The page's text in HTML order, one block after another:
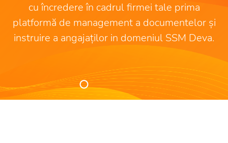
cu încredere în cadrul firmei tale prima
platformă de management a documentelor și
instruire a angajaților in domeniul SSM Deva.